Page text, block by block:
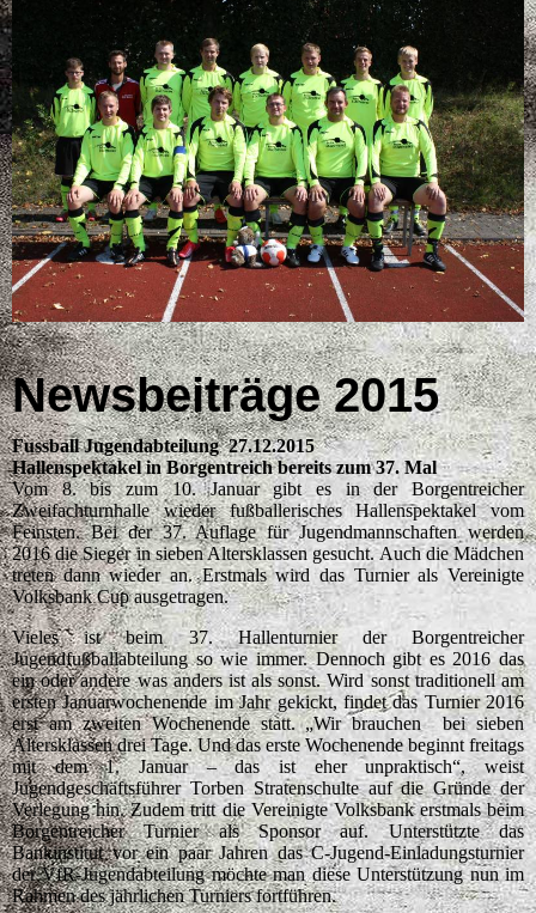
Newsbeiträge 2015
Fussball Jugendabteilung 27.12.2015
Hallenspektakel in Borgentreich bereits zum 37. Mal
Vom 8. bis zum 10. Januar gibt es in der Borgentreicher
Zweifachturnhalle wieder fußballerisches Hallenspektakel vom
Feinsten. Bei der 37. Auflage für Jugendmannschaften werden
2016 die Sieger in sieben Altersklassen gesucht. Auch die Mädchen
treten dann wieder an. Erstmals wird das Turnier als Vereinigte
Volksbank Cup ausgetragen.
Vieles ist beim 37. Hallenturnier der Borgentreicher
Jugendfußballabteilung so wie immer. Dennoch gibt es 2016 das
ein oder andere was anders ist als sonst. Wird sonst traditionell am
ersten Januarwochenende im Jahr gekickt, findet das Turnier 2016
erst am zweiten Wochenende statt. „Wir brauchen bei sieben
Altersklassen drei Tage. Und das erste Wochenende beginnt freitags
mit dem 1. Januar – das ist eher unpraktisch“, weist
Jugendgeschäftsführer Torben Stratenschulte auf die Gründe der
Verlegung hin. Zudem tritt die Vereinigte Volksbank erstmals beim
Borgentreicher Turnier als Sponsor auf. Unterstützte das
Bankinstitut vor ein paar Jahren das C-Jugend-Einladungsturnier
der VfR-Jugendabteilung möchte man diese Unterstützung nun im
Rahmen des jährlichen Turniers fortführen.